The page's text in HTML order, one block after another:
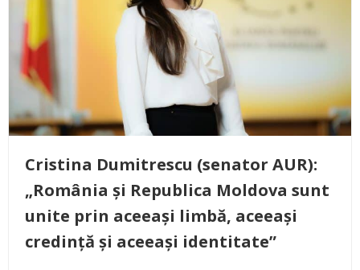
Cristina Dumitrescu (senator AUR):
„România și Republica Moldova sunt
unite prin aceeași limbă, aceeași
credință și aceeași identitate”